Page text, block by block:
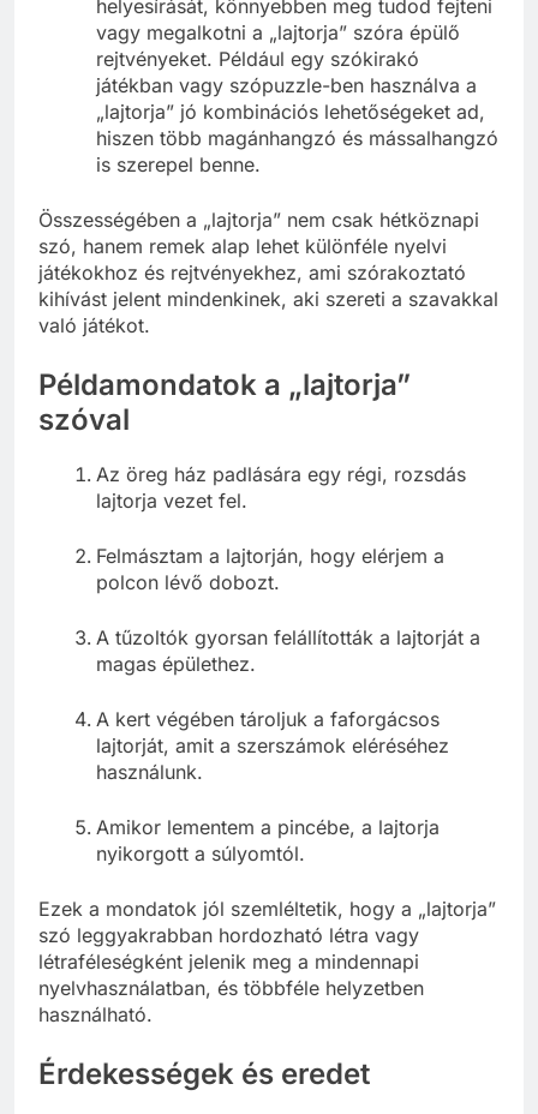
helyesírását, könnyebben meg tudod fejteni
vagy megalkotni a „lajtorja” szóra épülő
rejtvényeket. Például egy szókirakó
játékban vagy szópuzzle-ben használva a
„lajtorja” jó kombinációs lehetőségeket ad,
hiszen több magánhangzó és mássalhangzó
is szerepel benne.
Összességében a „lajtorja” nem csak hétköznapi
szó, hanem remek alap lehet különféle nyelvi
játékokhoz és rejtvényekhez, ami szórakoztató
kihívást jelent mindenkinek, aki szereti a szavakkal
való játékot.
Példamondatok a „lajtorja”
szóval
Az öreg ház padlására egy régi, rozsdás
lajtorja vezet fel.
Felmásztam a lajtorján, hogy elérjem a
polcon lévő dobozt.
A tűzoltók gyorsan felállították a lajtorját a
magas épülethez.
A kert végében tároljuk a faforgácsos
lajtorját, amit a szerszámok eléréséhez
használunk.
Amikor lementem a pincébe, a lajtorja
nyikorgott a súlyomtól.
Ezek a mondatok jól szemléltetik, hogy a „lajtorja”
szó leggyakrabban hordozható létra vagy
létraféleségként jelenik meg a mindennapi
nyelvhasználatban, és többféle helyzetben
használható.
Érdekességek és eredet